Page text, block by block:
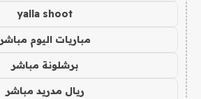
yalla shoot
مباريات اليوم مباشر
برشلونة مباشر
ريال مدريد مباشر